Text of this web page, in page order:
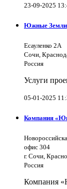
23-09-2025
Южные Земли
Есауленко 2А
Сочи,
Россия
Услуги
05-01-2025
Компания
офис 304
г. Сочи,
Россия
Компания